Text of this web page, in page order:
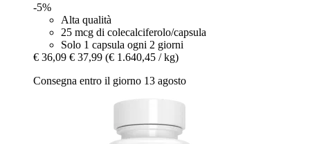
-5%
Alta qualità
25 mcg di colecalciferolo/capsula
Solo 1 capsula ogni 2 giorni
€ 36,09 € 37,99 (€ 1.640,45 / kg)
Consegna entro il giorno 13 agosto